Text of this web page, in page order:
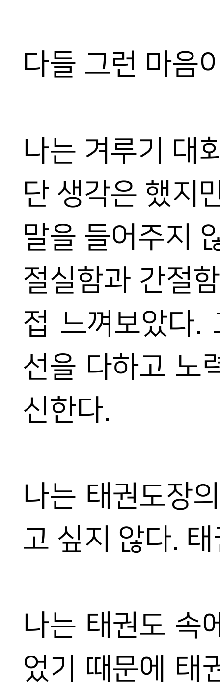
다들 그런 마음
나는 겨루기 대
단 생각은 했지
말을 들어주지
절실함과 간절
접 느껴보았다.
선을 다하고 노
신한다.
나는 태권도장
고 싶지 않다.
나는 태권도 속
었기 때문에 태